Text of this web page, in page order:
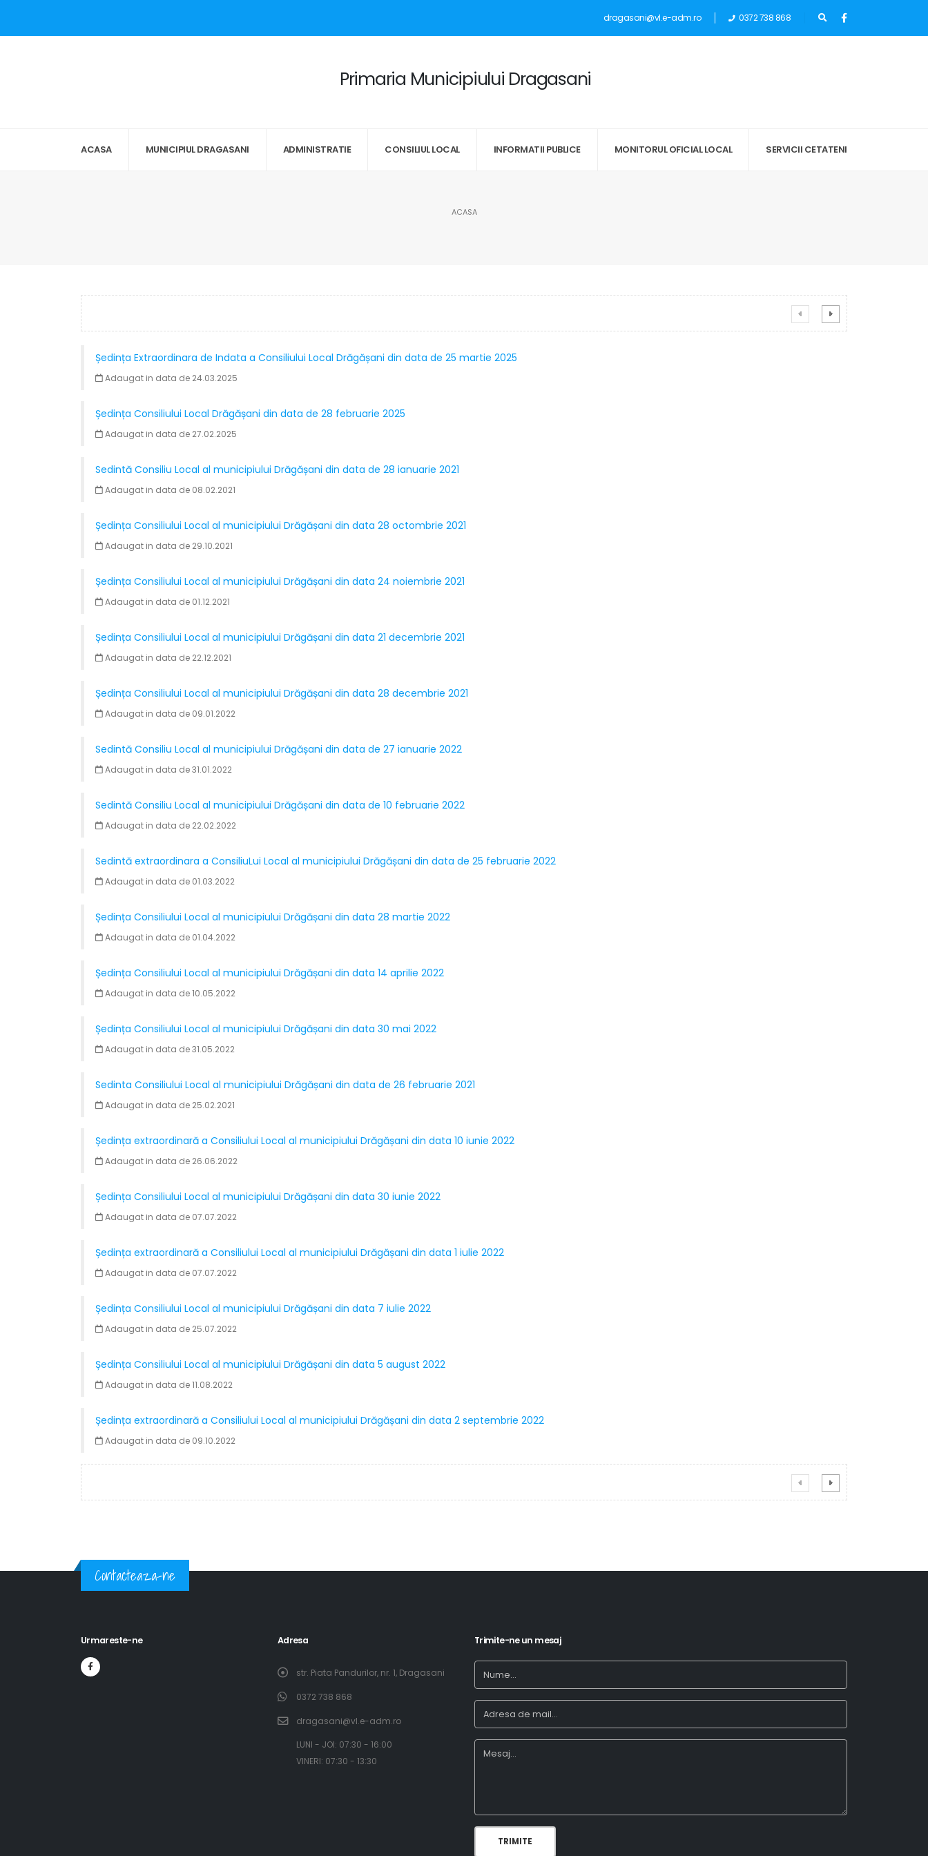
dragasani@vl.e-adm.ro 0372 738 868
Primaria Municipiului Dragasani
ACASA MUNICIPIUL DRAGASANI ADMINISTRATIE CONSILIUL LOCAL INFORMATII PUBLICE MONITORUL OFICIAL LOCAL SERVICII CETATENI
ACASA
Ședința Extraordinara de Indata a Consiliului Local Drăgășani din data de 25 martie 2025
Adaugat in data de 24.03.2025
Ședința Consiliului Local Drăgășani din data de 28 februarie 2025
Adaugat in data de 27.02.2025
Sedintă Consiliu Local al municipiului Drăgășani din data de 28 ianuarie 2021
Adaugat in data de 08.02.2021
​Ședința Consiliului Local al municipiului Drăgășani din data 28 octombrie 2021
Adaugat in data de 29.10.2021
Ședința Consiliului Local al municipiului Drăgășani din data 24 noiembrie 2021
Adaugat in data de 01.12.2021
​Ședința Consiliului Local al municipiului Drăgășani din data 21 decembrie 2021
Adaugat in data de 22.12.2021
Ședința Consiliului Local al municipiului Drăgășani din data 28 decembrie 2021
Adaugat in data de 09.01.2022
Sedintă Consiliu Local al municipiului Drăgășani din data de 27 ianuarie 2022
Adaugat in data de 31.01.2022
Sedintă Consiliu Local al municipiului Drăgășani din data de 10 februarie 2022
Adaugat in data de 22.02.2022
Sedintă extraordinara a ConsiliuLui Local al municipiului Drăgășani din data de 25 februarie 2022
Adaugat in data de 01.03.2022
Ședința Consiliului Local al municipiului Drăgășani din data 28 martie 2022
Adaugat in data de 01.04.2022
Ședința Consiliului Local al municipiului Drăgășani din data 14 aprilie 2022
Adaugat in data de 10.05.2022
Ședința Consiliului Local al municipiului Drăgășani din data 30 mai 2022
Adaugat in data de 31.05.2022
Sedinta Consiliului Local al municipiului Drăgășani din data de 26 februarie 2021
Adaugat in data de 25.02.2021
Ședința extraordinară a Consiliului Local al municipiului Drăgășani din data 10 iunie 2022
Adaugat in data de 26.06.2022
Ședința Consiliului Local al municipiului Drăgășani din data 30 iunie 2022
Adaugat in data de 07.07.2022
Ședința extraordinară a Consiliului Local al municipiului Drăgășani din data 1 iulie 2022
Adaugat in data de 07.07.2022
Ședința Consiliului Local al municipiului Drăgășani din data 7 iulie 2022
Adaugat in data de 25.07.2022
Ședința Consiliului Local al municipiului Drăgășani din data 5 august 2022
Adaugat in data de 11.08.2022
Ședința extraordinară a Consiliului Local al municipiului Drăgășani din data 2 septembrie 2022
Adaugat in data de 09.10.2022
Contacteaza-ne
Urmareste-ne Adresa
str. Piata Pandurilor, nr. 1, Dragasani
0372 738 868
dragasani@vl.e-adm.ro
​LUNI - JOI: 07:30 - 16:00
​ VINERI: 07:30 - 13:30
Trimite-ne un mesaj
TRIMITE